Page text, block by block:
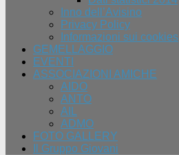
Inno dell’Avisino
Privacy Policy
Informazioni sui cookies
GEMELLAGGIO
EVENTI
ASSOCIAZIONI AMICHE
AIDO
ANTO
AIL
ADMO
FOTO GALLERY
Il Gruppo Giovani